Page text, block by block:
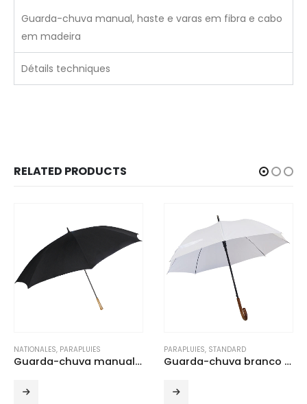
Guarda-chuva manual, haste e varas em fibra e cabo
em madeira
Détails techniques
RELATED PRODUCTS
NATIONALES, PARAPLUIES
Guarda-chuva manual e carbono
PARAPLUIES, STANDARD
Guarda-chuva branco com cabo de madeira